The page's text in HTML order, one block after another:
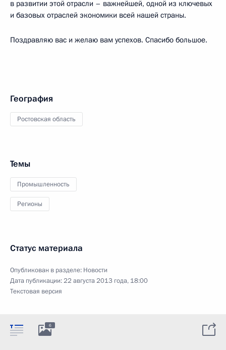
в развитии этой отрасли – важнейшей, одной из ключевых
и базовых отраслей экономики всей нашей страны.
Поздравляю вас и желаю вам успехов. Спасибо большое.
География
Ростовская область
Темы
Промышленность
Регионы
Статус материала
Опубликован в разделе: Новости
Дата публикации:22 августа 2013 года, 18:00
Текстовая версия
6